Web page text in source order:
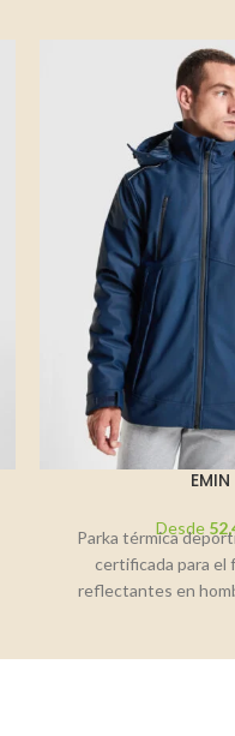
EMIN
Desde
Parka térmica
certificada para el
reflectantes en